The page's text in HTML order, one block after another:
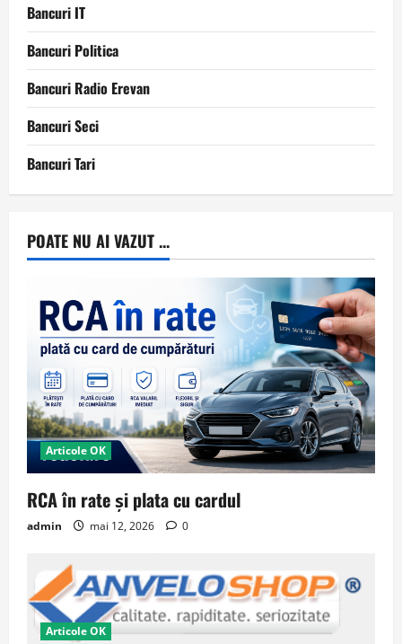
Bancuri IT
Bancuri Politica
Bancuri Radio Erevan
Bancuri Seci
Bancuri Tari
POATE NU AI VAZUT ...
Articole OK
RCA în rate și plata cu cardul
admin mai 12, 2026 0
Articole OK